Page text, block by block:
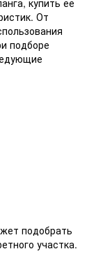
купить ее
От
подборе
подобрать
участка.